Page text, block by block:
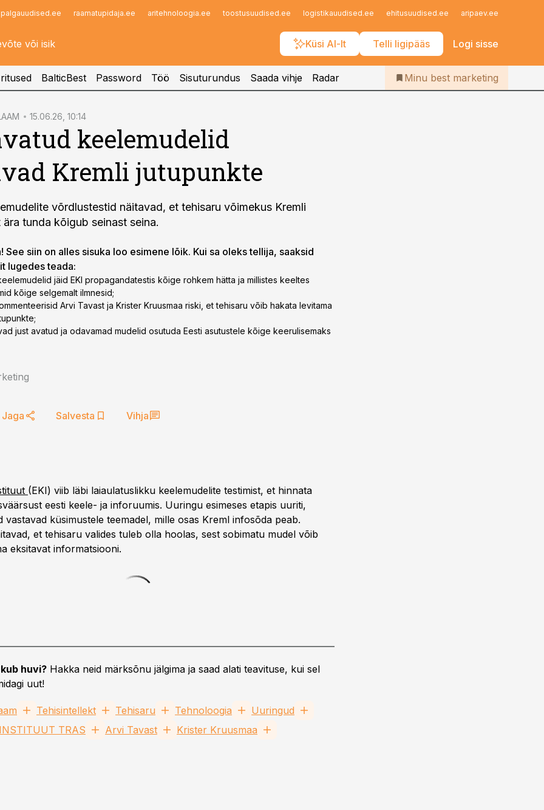
palgauudised.ee raamatupidaja.ee aritehnoloogia.ee toostusuudised.ee logistikauudised.ee ehitusuudised.ee aripaev.ee
Küsi AI-lt Telli ligipääs Logi sisse
Infopank
Iseteenindus
Telli Bestmarketing
BalticBest Password Töö Sisuturundus Saada vihje Radar Minu best marketing
15.06.26, 10:14
keelemudelid
Kremli jutupunkte
võrdlustestid näitavad, et tehisaru võimekus Kremli
tunda kõigub seinast seina.
See siin on alles sisuka loo esimene lõik. Kui sa oleks tellija, saaksid
lugedes teada:
jäid EKI propagandatestis kõige rohkem hätta ja millistes keeltes
kõige selgemalt ilmnesid;
Arvi Tavast ja Krister Kruusmaa riski, et tehisaru võib hakata levitama
just avatud ja odavamad mudelid osutuda Eesti asutustele kõige keerulisemaks
Jaga Salvesta Vihja
(EKI) viib läbi laiaulatuslikku keelemudelite testimist, et hinnata
eesti keele- ja inforuumis. Uuringu esimeses etapis uuriti,
vastavad küsimustele teemadel, mille osas Kreml infosõda peab.
et tehisaru valides tuleb olla hoolas, sest sobimatu mudel võib
eksitavat informatsiooni.
huvi? Hakka neid märksõnu jälgima ja saad alati teavituse, kui sel
uut!
Tehisintellekt Tehisaru Tehnoloogia
Uuringud
TRAS
Arvi Tavast Krister Kruusmaa